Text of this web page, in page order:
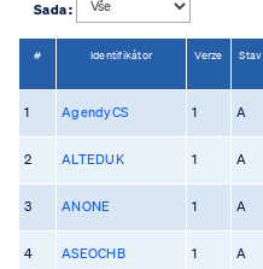
Sada :
# Identifikátor Verze Stav
1 AgendyCS 1 A
2 ALTEDUK 1 A
3 ANONE 1 A
4 ASEOCHB 1 A